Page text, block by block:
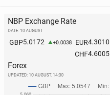
NBP Exchange Rate
DATE: 10 AUGUST
GBP5.0172 +0.0038 EUR4.3010
CHF4.6005
Forex
UPDATED: 10 AUGUST, 14:30